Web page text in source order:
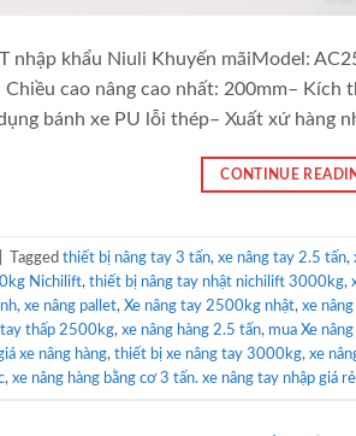
nhập khẩu Niuli Khuyến mãiModel:
cao nâng cao nhất: 200mm– Kích
bánh xe PU lỗi thép– Xuất xứ hàng
CONTINUE
Tagged thiết bị nâng tay 3 tấn, xe nâng tay 2.5 tấn,
Nichilift, thiết bị nâng tay nhật nichilift 3000kg,
, xe nâng pallet, Xe nâng tay 2500kg nhật, xe
tay thấp 2500kg, xe nâng hàng 2.5 tấn, mua Xe
xe nâng hàng, thiết bị xe nâng tay 3000kg, xe
, xe nâng hàng bằng cơ 3 tấn. xe nâng tay nhập giá rẻ